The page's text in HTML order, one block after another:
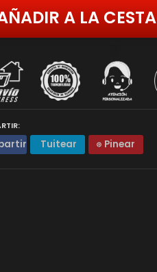
A LA CESTA
Tuitear Pinear